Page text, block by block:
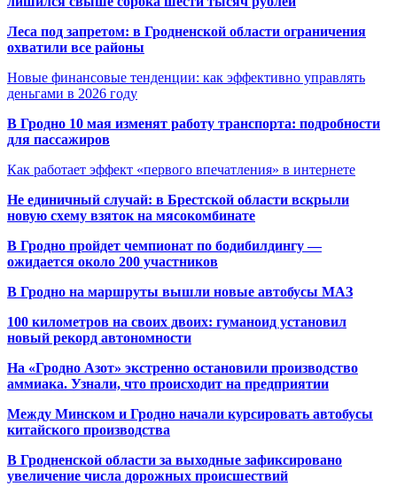
Леса под запретом: в Гродненской области ограничения
охватили все районы
Новые финансовые тенденции: как эффективно управлять
деньгами в 2026 году
В Гродно 10 мая изменят работу транспорта: подробности
для пассажиров
Как работает эффект «первого впечатления» в интернете
Не единичный случай: в Брестской области вскрыли
новую схему взяток на мясокомбинате
В Гродно пройдет чемпионат по бодибилдингу —
ожидается около 200 участников
В Гродно на маршруты вышли новые автобусы МАЗ
100 километров на своих двоих: гуманоид установил
новый рекорд автономности
На «Гродно Азот» экстренно остановили производство
аммиака. Узнали, что происходит на предприятии
Между Минском и Гродно начали курсировать автобусы
китайского производства
В Гродненской области за выходные зафиксировано
увеличение числа дорожных происшествий